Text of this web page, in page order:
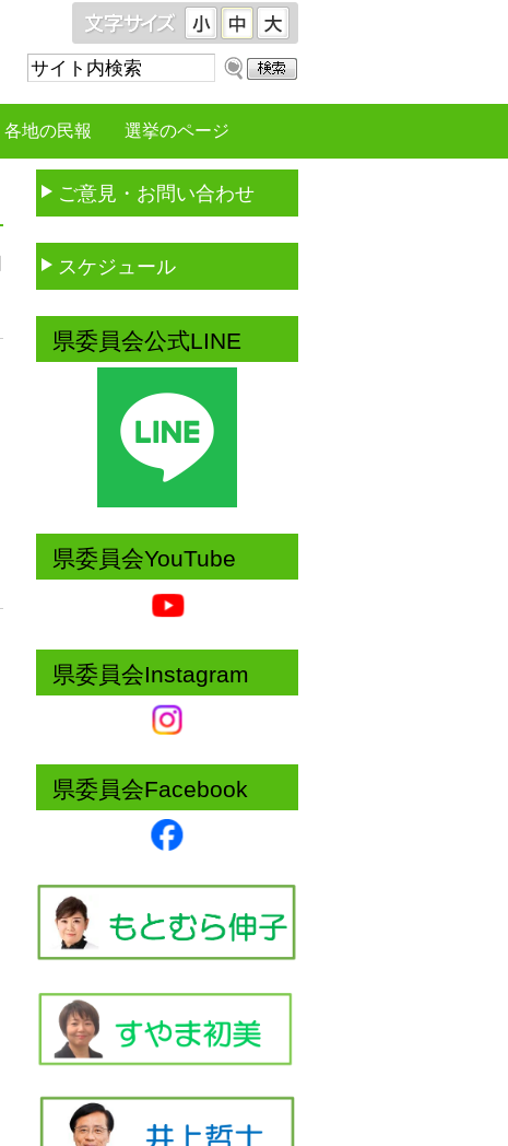
サ
内
検
索：
各地の民報 選挙のページ
ご意見・お問い合わせ
スケジュール
県委員会公式LINE
県委員会YouTube
県委員会Instagram
県委員会Facebook